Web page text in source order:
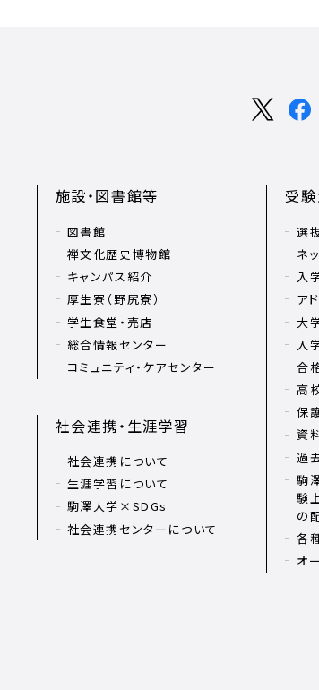
施設・図書館等
図書館
禅文化歴史博物館
キャンパス紹介
厚生寮（野尻寮）
学生食堂・売店
総合情報センター
コミュニティ・ケアセンター
社会連携・生涯学習
社会連携について
生涯学習について
駒澤大学×SDGs
社会連携センターについて
受
選
ネ
入
ア
大
入
合
高
保
資
過
駒
験
の
各
オ